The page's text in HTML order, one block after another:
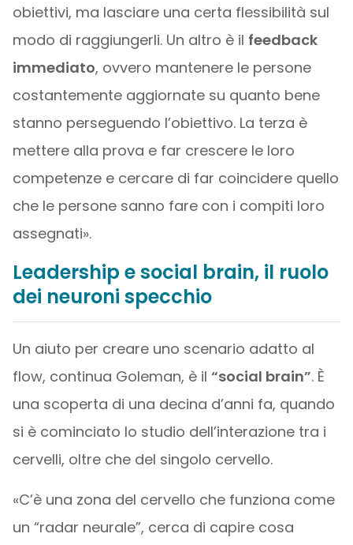
obiettivi, ma lasciare una certa flessibilità sul
modo di raggiungerli. Un altro è il feedback
immediato, ovvero mantenere le persone
costantemente aggiornate su quanto bene
stanno perseguendo l’obiettivo. La terza è
mettere alla prova e far crescere le loro
competenze e cercare di far coincidere quello
che le persone sanno fare con i compiti loro
assegnati».
Leadership e social brain, il ruolo
dei neuroni specchio
Un aiuto per creare uno scenario adatto al
flow, continua Goleman, è il “social brain”. È
una scoperta di una decina d’anni fa, quando
si è cominciato lo studio dell’interazione tra i
cervelli, oltre che del singolo cervello.
«C’è una zona del cervello che funziona come
un “radar neurale”, cerca di capire cosa